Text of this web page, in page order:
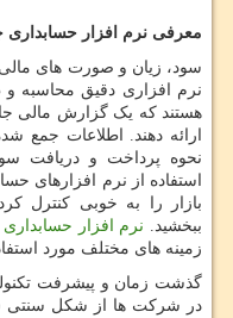
معرفی نرم افزار
سود، زیان و صورت های مالی
نرم افزاری دقیق محاسبه
هستند که یک گزارش مالی
ارائه دهند. اطلاعات جمع
نحوه پرداخت و دریافت
استفاده از نرم افزارهای
بازار را به خوبی کنترل
ببخشید. نرم افزار حسابداری
زمینه های مختلف مورد
گذشت زمان و پیشرفت
در شرکت ها از شکل سنتی